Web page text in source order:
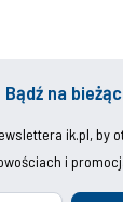
Bądź na
ik.pl, by
i